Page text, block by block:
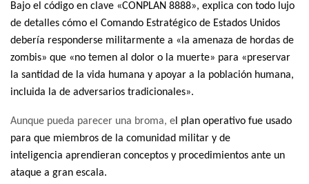
Bajo el código en clave «CONPLAN 8888», explica con todo lujo
de detalles cómo el Comando Estratégico de Estados Unidos
debería responderse militarmente a «la amenaza de hordas de
zombis» que «no temen al dolor o la muerte» para «preservar
la santidad de la vida humana y apoyar a la población humana,
incluida la de adversarios tradicionales».
Aunque pueda parecer una broma, el plan operativo fue usado
para que miembros de la comunidad militar y de
inteligencia aprendieran conceptos y procedimientos ante un
ataque a gran escala.